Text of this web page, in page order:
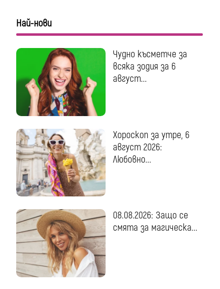
Най-нови
Чудно късметче за
всяка зодия за 6
август...
Хороскоп за утре, 6
август 2026:
Любовно...
08.08.2026: Защо се
смята за магическа...